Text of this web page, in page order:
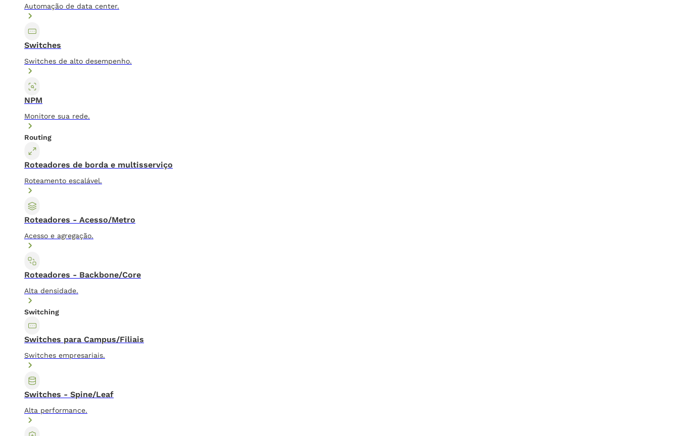
Automação de data center.
Switches
Switches de alto desempenho.
NPM
Monitore sua rede.
Routing
Roteadores de borda e multisserviço
Roteamento escalável.
Roteadores - Acesso/Metro
Acesso e agregação.
Roteadores - Backbone/Core
Alta densidade.
Switching
Switches para Campus/Filiais
Switches empresariais.
Switches - Spine/Leaf
Alta performance.